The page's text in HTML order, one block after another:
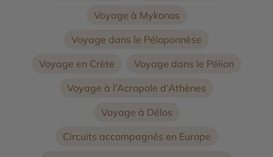
Voyage à Mykonos
Voyage dans le Péloponnèse
Voyage en Crète
Voyage dans le Pélion
Voyage à l’Acropole d’Athènes
Voyage à Délos
Circuits accompagnés en Europe